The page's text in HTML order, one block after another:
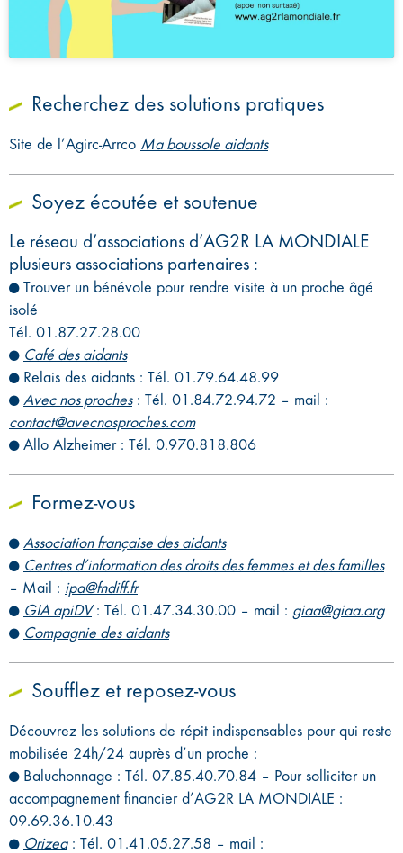
Recherchez des solutions pratiques
Site de l’Agirc-Arrco Ma boussole aidants
Soyez écoutée et soutenue
Le réseau d’associations d’AG2R LA MONDIALE
plusieurs associations partenaires :
Trouver un bénévole pour rendre visite à un proche âgé
isolé
Tél. 01.87.27.28.00
Café des aidants
Relais des aidants : Tél. 01.79.64.48.99
Avec nos proches: Tél. 01.84.72.94.72 – mail :
contact@avecnosproches.com
Allo Alzheimer : Tél. 0.970.818.806
Formez-vous
Association française des aidants
Centres d’information des droits des femmes et des familles
– Mail : ipa@fndiff.fr
GIA apiDV: Tél. 01.47.34.30.00 – mail : giaa@giaa.org
Compagnie des aidants
Soufflez et reposez-vous
Découvrez les solutions de répit indispensables pour qui reste
mobilisée 24h/24 auprès d’un proche :
Baluchonnage : Tél. 07.85.40.70.84 – Pour solliciter un
accompagnement financier d’AG2R LA MONDIALE :
09.69.36.10.43
Orizea: Tél. 01.41.05.27.58 – mail :